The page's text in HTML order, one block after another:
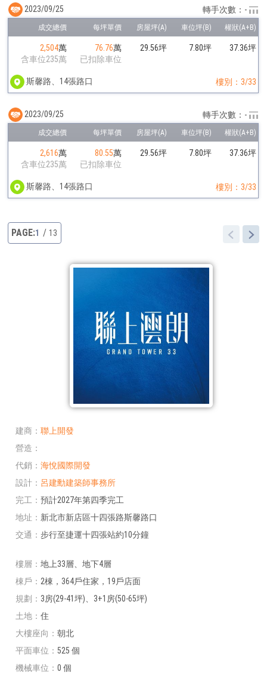
建商
聯上開發
營造
代銷
海悅國際開發
設計
呂建勳建築師事務所
完工
預計2027年第四季完工
地址
新北市新店區十四張路斯馨路口
交通
步行至捷運十四張站約10分鐘
樓層
地上33層、地下4層
棟戶
2棟，364戶住家，19戶店面
規劃
3房(29-41坪)、3+1房(50-65坪)
土地
住
大樓座向
朝北
平面車位
525 個
機械車位
0 個
2,504萬
含車位235萬
76.76萬
已扣除車位
29.56坪 7.80坪 37.36坪
斯馨路、14張路口 樓別：3/33
2023/09/25 轉手次數：-
2,616萬
含車位235萬
80.55萬
已扣除車位
29.56坪 7.80坪 37.36坪
斯馨路、14張路口 樓別：3/33
2023/09/25 轉手次數：-
1 13